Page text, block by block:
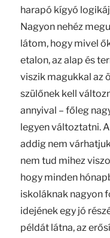
harapó kígyó
Nagyon nehéz
látom, hogy mivel
etalon, az alap és
viszik magukkal az
szülőnek kell
annyival – főleg
legyen változtatni.
addig nem
nem tud mihez
hogy minden
iskoláknak nagyon
idejének egy jó
példát látna, az